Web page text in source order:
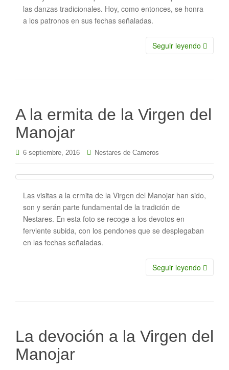
las danzas tradicionales. Hoy, como entonces, se honra
a los patronos en sus fechas señaladas.
Seguir leyendo
A la ermita de la Virgen del
Manojar
6 septiembre, 2016 Nestares de Cameros
Las visitas a la ermita de la Virgen del Manojar han sido,
son y serán parte fundamental de la tradición de
Nestares. En esta foto se recoge a los devotos en
ferviente subida, con los pendones que se desplegaban
en las fechas señaladas.
Seguir leyendo
La devoción a la Virgen del
Manojar